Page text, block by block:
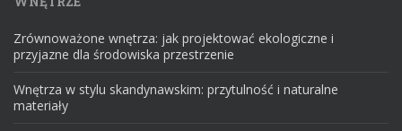
Zrównoważone wnętrza: jak projektować ekologiczne i
przyjazne dla środowiska przestrzenie
Wnętrza w stylu skandynawskim: przytulność i naturalne
materiały